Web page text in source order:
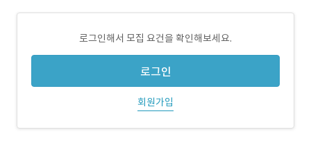
로그인해서 모집 요건을 확인해보세요.
로그인
회원가입